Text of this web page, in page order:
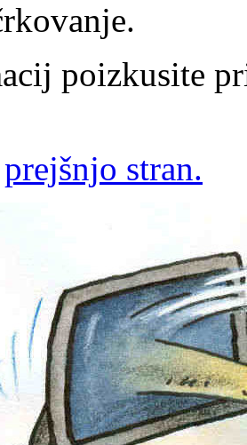
poizkusite
prejšnjo stran.